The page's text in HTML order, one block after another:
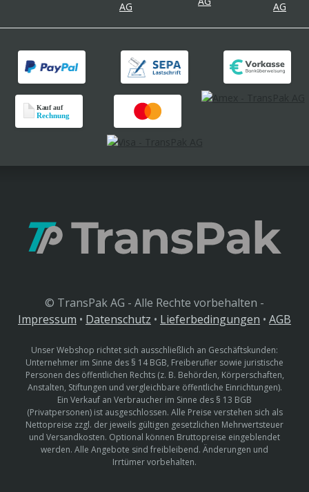
© TransPak AG - Alle Rechte vorbehalten -
Impressum • Datenschutz • Lieferbedingungen • AGB
Unser Webshop richtet sich ausschließlich an Geschäftskunden:
Unternehmer im Sinne des § 14 BGB, Freiberufler sowie juristische
Personen des öffentlichen Rechts (z. B. Behörden, Körperschaften,
Anstalten, Stiftungen und vergleichbare öffentliche Einrichtungen).
Ein Verkauf an Verbraucher im Sinne des § 13 BGB
(Privatpersonen) ist ausgeschlossen. Alle Preise verstehen sich als
Nettopreise zzgl. der jeweils gültigen gesetzlichen Mehrwertsteuer
und Versandkosten. Optional können Bruttopreise eingeblendet
werden. Alle Angebote sind freibleibend. Änderungen und
Irrtümer vorbehalten.